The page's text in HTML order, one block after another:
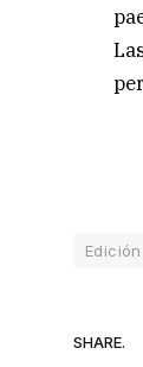
SHARE.